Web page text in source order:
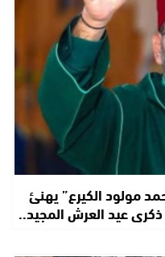
مولود الكيرع” يهنئ
عيد العرش المجيد..